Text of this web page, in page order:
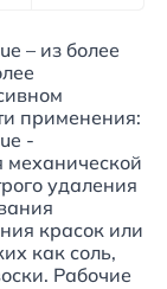
– из более
применения:
-
механической
удаления
красок или
как соль,
Рабочие